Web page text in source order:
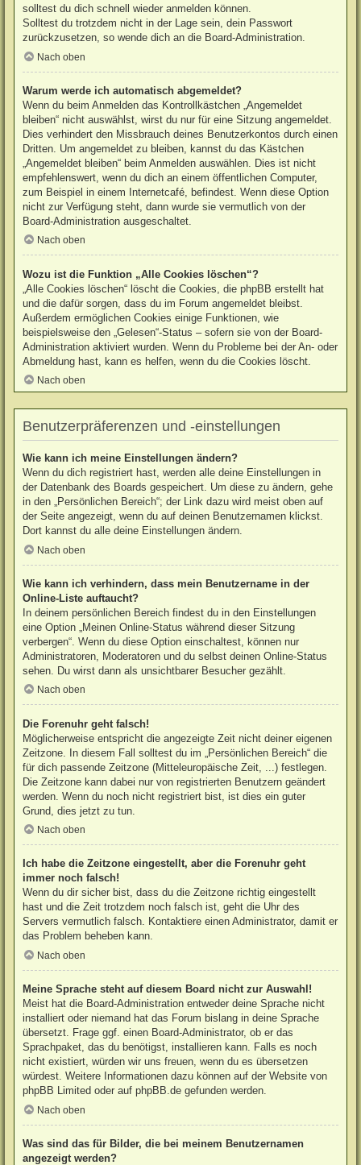
solltest du dich schnell wieder anmelden können.
Solltest du trotzdem nicht in der Lage sein, dein Passwort
zurückzusetzen, so wende dich an die Board-Administration.
Nach oben
Warum werde ich automatisch abgemeldet?
Wenn du beim Anmelden das Kontrollkästchen „Angemeldet
bleiben“ nicht auswählst, wirst du nur für eine Sitzung angemeldet.
Dies verhindert den Missbrauch deines Benutzerkontos durch einen
Dritten. Um angemeldet zu bleiben, kannst du das Kästchen
„Angemeldet bleiben“ beim Anmelden auswählen. Dies ist nicht
empfehlenswert, wenn du dich an einem öffentlichen Computer,
zum Beispiel in einem Internetcafé, befindest. Wenn diese Option
nicht zur Verfügung steht, dann wurde sie vermutlich von der
Board-Administration ausgeschaltet.
Nach oben
Wozu ist die Funktion „Alle Cookies löschen“?
„Alle Cookies löschen“ löscht die Cookies, die phpBB erstellt hat
und die dafür sorgen, dass du im Forum angemeldet bleibst.
Außerdem ermöglichen Cookies einige Funktionen, wie
beispielsweise den „Gelesen“-Status – sofern sie von der Board-
Administration aktiviert wurden. Wenn du Probleme bei der An- oder
Abmeldung hast, kann es helfen, wenn du die Cookies löscht.
Nach oben
Benutzerpräferenzen und -einstellungen
Wie kann ich meine Einstellungen ändern?
Wenn du dich registriert hast, werden alle deine Einstellungen in
der Datenbank des Boards gespeichert. Um diese zu ändern, gehe
in den „Persönlichen Bereich“; der Link dazu wird meist oben auf
der Seite angezeigt, wenn du auf deinen Benutzernamen klickst.
Dort kannst du alle deine Einstellungen ändern.
Nach oben
Wie kann ich verhindern, dass mein Benutzername in der
Online-Liste auftaucht?
In deinem persönlichen Bereich findest du in den Einstellungen
eine Option „Meinen Online-Status während dieser Sitzung
verbergen“. Wenn du diese Option einschaltest, können nur
Administratoren, Moderatoren und du selbst deinen Online-Status
sehen. Du wirst dann als unsichtbarer Besucher gezählt.
Nach oben
Die Forenuhr geht falsch!
Möglicherweise entspricht die angezeigte Zeit nicht deiner eigenen
Zeitzone. In diesem Fall solltest du im „Persönlichen Bereich“ die
für dich passende Zeitzone (Mitteleuropäische Zeit, ...) festlegen.
Die Zeitzone kann dabei nur von registrierten Benutzern geändert
werden. Wenn du noch nicht registriert bist, ist dies ein guter
Grund, dies jetzt zu tun.
Nach oben
Ich habe die Zeitzone eingestellt, aber die Forenuhr geht
immer noch falsch!
Wenn du dir sicher bist, dass du die Zeitzone richtig eingestellt
hast und die Zeit trotzdem noch falsch ist, geht die Uhr des
Servers vermutlich falsch. Kontaktiere einen Administrator, damit er
das Problem beheben kann.
Nach oben
Meine Sprache steht auf diesem Board nicht zur Auswahl!
Meist hat die Board-Administration entweder deine Sprache nicht
installiert oder niemand hat das Forum bislang in deine Sprache
übersetzt. Frage ggf. einen Board-Administrator, ob er das
Sprachpaket, das du benötigst, installieren kann. Falls es noch
nicht existiert, würden wir uns freuen, wenn du es übersetzen
würdest. Weitere Informationen dazu können auf der Website von
phpBB Limited oder aufphpBB.de gefunden werden.
Nach oben
Was sind das für Bilder, die bei meinem Benutzernamen
angezeigt werden?